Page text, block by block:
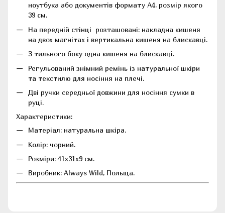
ноутбука або документів формату А4, розмір якого
39 см.
На передній стінці розташовані: накладна кишеня
на двох магнітах і вертикальна кишеня на блискавці.
З тильного боку одна кишеня на блискавці.
Регульований знімний ремінь із натуральної шкіри
та текстилю для носіння на плечі.
Дві ручки середньої довжини для носіння сумки в
руці.
Характеристики:
Матеріал: натуральна шкіра.
Колір: чорний.
Розміри: 41х31х9 см.
Виробник: Always Wild, Польща.